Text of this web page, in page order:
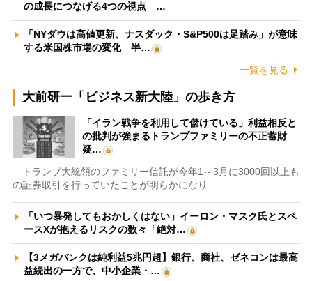
の成長につなげる4つの視点 …
「NYダウは高値更新、ナスダック・S&P500は足踏み」が意味
する米国株市場の変化 半…
一覧を見る
大前研一「ビジネス新大陸」の歩き方
「イラン戦争を利用して儲けている」利益相反と
の批判が強まるトランプファミリーの不正蓄財
疑…
トランプ大統領のファミリー信託が今年1～3月に3000回以上も
の証券取引を行っていたことが明らかになり…
「いつ暴発してもおかしくはない」イーロン・マスク氏とスペ
ースXが抱えるリスクの数々「絶対…
【3メガバンクは純利益5兆円超】銀行、商社、ゼネコンは最高
益続出の一方で、中小企業・…